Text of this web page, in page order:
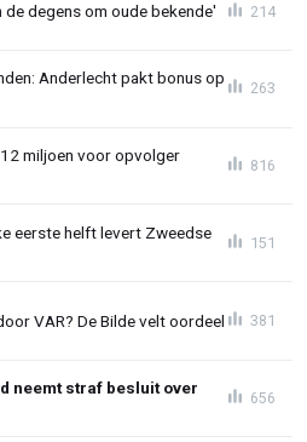
degens om oude bekende' 214
Anderlecht pakt bonus op
263
miljoen voor opvolger
816
eerste helft levert Zweedse
151
VAR? De Bilde velt oordeel 381
neemt straf besluit over
656